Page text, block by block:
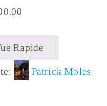
Rapide
Patrick Moles